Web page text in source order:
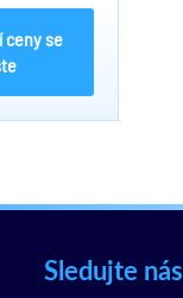
až 55°C,...
ceny se
Sledujte nás